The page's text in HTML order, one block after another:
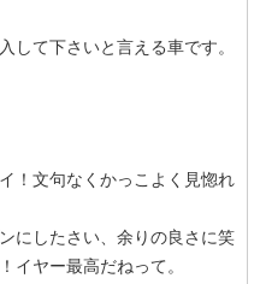
して下さいと言える車です。
！文句なくかっこよく見惚れ
にしたさい、余りの良さに笑
イヤー最高だねって。